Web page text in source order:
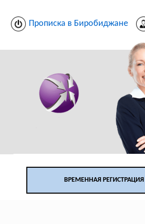
Прописка в Биробиджане
ВРЕМЕННАЯ РЕГИСТРАЦИЯ